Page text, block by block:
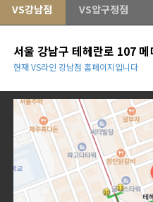
VS강남점 VS압구정점
서울 강남구 테헤란로 107
현재 VS라인 강남점 홈페이지입니다